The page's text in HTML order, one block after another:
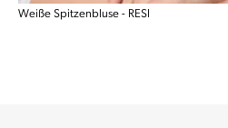
Weiße Spitzenbluse - RESI